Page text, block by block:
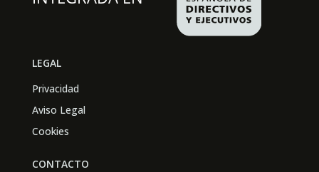
LEGAL
Privacidad
Aviso Legal
Cookies
CONTACTO